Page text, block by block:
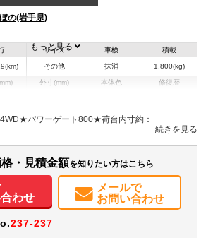
の(岩手県)
サイズ
その他
車検
抹消
積載
1,800(kg)
外寸(mm)
H:1,990
本体色 修復歴
ワーウィンドウ
もっと見る
パワーゲート800★荷台内寸約：
・見積金額を知りたい方はこちら
わせ
メールで
お問い合わせ
237-237